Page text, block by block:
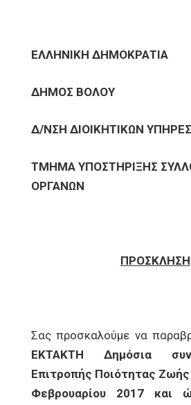
ΕΛΛΗΝΙΚΗ ΔΗΜΟΚΡΑΤΙΑ
ΔΗΜΟΣ ΒΟΛΟΥ
Δ/ΝΣΗ ΔΙΟΙΚΗΤΙΚΩΝ
ΤΜΗΜΑ ΥΠΟΣΤΗΡΙΞΗΣ
ΟΡΓΑΝΩΝ
ΠΡΟΣΚΛΗΣΗ
Σας προσκαλούμε να
ΕΚΤΑΚΤΗ Δημόσια
Επιτροπής Ποιότητας
Φεβρουαρίου 2017 και